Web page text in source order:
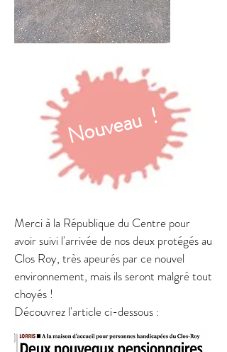
Nouveau !
Merci à la République du Centre pour
avoir suivi l'arrivée de nos deux protégés au
Clos Roy, très apeurés par ce nouvel
environnement, mais ils seront malgré tout
choyés !
Découvrez l'article ci-dessous :